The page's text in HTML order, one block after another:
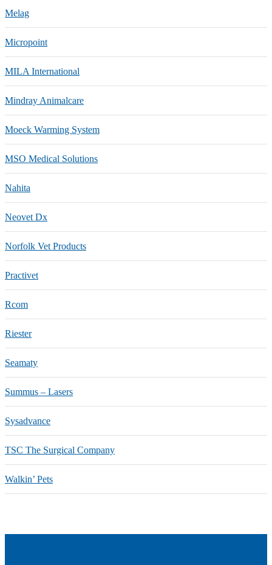
Melag
Micropoint
MILA International
Mindray Animalcare
Moeck Warming System
MSO Medical Solutions
Nahita
Neovet Dx
Norfolk Vet Products
Practivet
Rcom
Riester
Seamaty
Summus – Lasers
Sysadvance
TSC The Surgical Company
Walkin’ Pets